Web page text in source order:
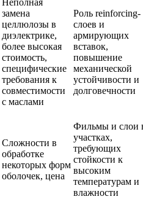
Неполная
замена
целлюлозы в
диэлектрике,
более высокая
стоимость,
специфические
требования к
совместимости
с маслами
Роль reinforcing-
слоев и
армирующих
вставок,
повышение
механической
устойчивости и
долговечности
Сложности в
обработке
некоторых форм
оболочек, цена
Фильмы и слои
участках,
требующих
стойкости к
высоким
температурам и
влажности